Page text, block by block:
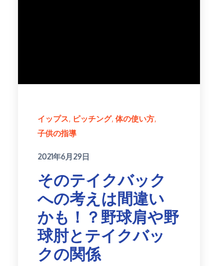
イップス ピッチング 体の使い方
子供の指導
Posted
2021年6月29日
そのテイクバック
への考えは間違い
かも！？野球肩や野
球肘とテイクバッ
クの関係